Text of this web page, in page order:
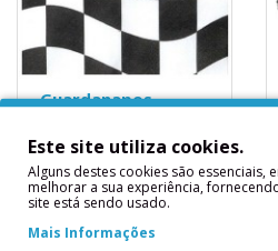
Guardanapos
Guardanapos Grande
PrémioContém: 16
unidadesMedidas
Aproximadas: 16.5 cms..
Este site utiliza cookies.
Alguns destes cookies são essenciais,
melhorar a sua experiência,
site está sendo usado.
Mais Informações